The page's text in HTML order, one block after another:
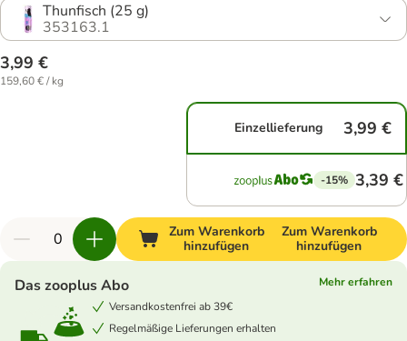
Thunfisch (25 g)
353163.1
3,99 €
159,60 € / kg
Einzellieferung 3,99 €
-15% 3,39 €
Zum Warenkorb
hinzufügen
Zum Warenkorb
hinzufügen
Das zooplus Abo
Mehr erfahren
Versandkostenfrei ab 39€
Regelmäßige Lieferungen erhalten